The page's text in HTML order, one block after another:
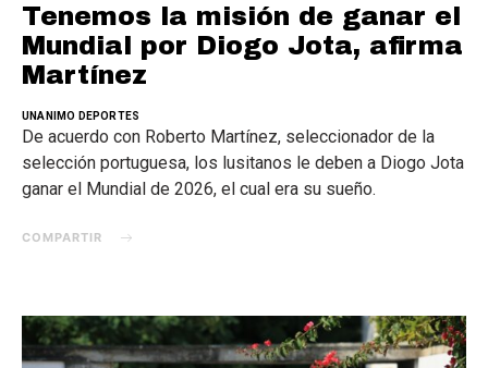
Tenemos la misión de ganar el
Mundial por Diogo Jota, afirma
Martínez
UNANIMO DEPORTES
De acuerdo con Roberto Martínez, seleccionador de la
selección portuguesa, los lusitanos le deben a Diogo Jota
ganar el Mundial de 2026, el cual era su sueño.
COMPARTIR